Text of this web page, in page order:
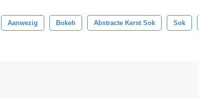
Aanwezig Bokeh Abstracte Kerst Sok Sok